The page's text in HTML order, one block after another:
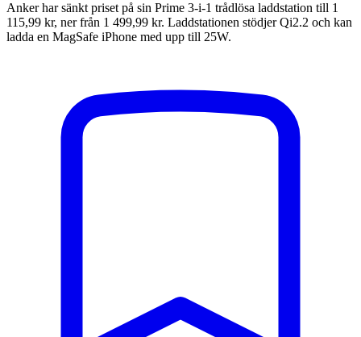
Anker har sänkt priset på sin Prime 3-i-1 trådlösa laddstation till 1
115,99 kr, ner från 1 499,99 kr. Laddstationen stödjer Qi2.2 och kan
ladda en MagSafe ‌iPhone‌ med upp till 25W.